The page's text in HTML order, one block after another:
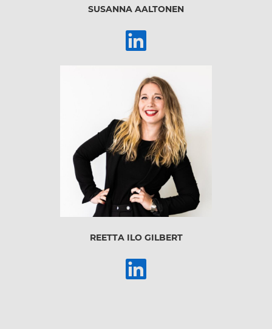
SUSANNA AALTONEN
REETTA ILO GILBERT